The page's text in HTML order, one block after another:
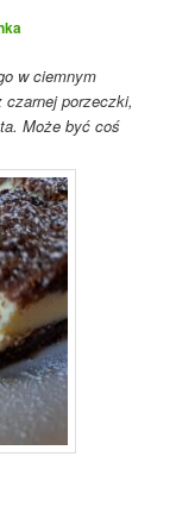
w ciemnym
porzeczki,
Może być coś